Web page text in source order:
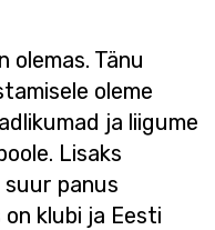
olemas. Tänu
oleme
ja liigume
Lisaks
suur panus
klubi ja Eesti